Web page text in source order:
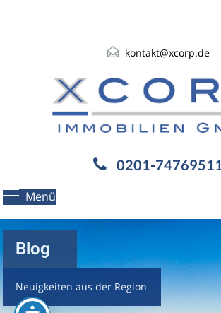
kontakt@xcorp.de
Menü
0201-74769511
Blog
Neuigkeiten aus der Region